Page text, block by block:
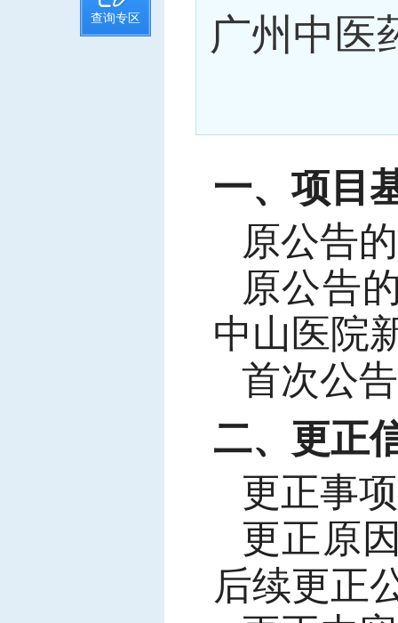
查询专区
招标公告
答疑、澄清
中标信息
项目公告
招投标公开信息
广州中医
一、项目
原公告
原公告
中山医院
首次公
二、更正
更正事
更正原
后续更正